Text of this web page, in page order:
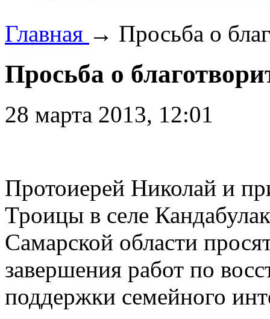
Главная → Просьба о
Просьба о
28 марта 2013, 12:01
Протоиерей Николай и
Троицы в селе
Самарской области
завершения работ по
поддержки семейного